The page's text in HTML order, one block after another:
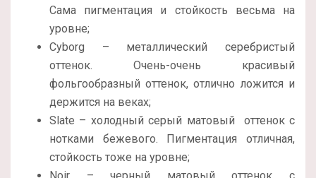
Сама пигментация и стойкость весьма на
уровне;
Cyborg – металлический серебристый
оттенок. Очень-очень красивый
фольгообразный оттенок, отлично ложится и
держится на веках;
Slate – холодный серый матовый оттенок с
нотками бежевого. Пигментация отличная,
стойкость тоже на уровне;